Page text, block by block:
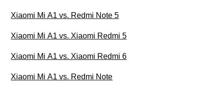
Xiaomi Mi A1 vs. Redmi Note 5
Xiaomi Mi A1 vs. Xiaomi Redmi 5
Xiaomi Mi A1 vs. Xiaomi Redmi 6
Xiaomi Mi A1 vs. Redmi Note